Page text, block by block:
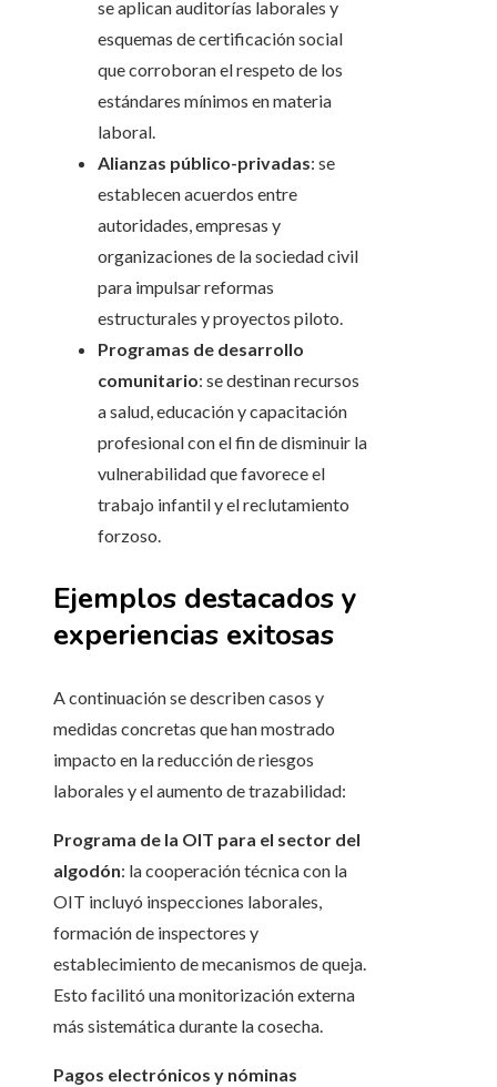
se aplican auditorías laborales y
esquemas de certificación social
que corroboran el respeto de los
estándares mínimos en materia
laboral.
Alianzas público-privadas: se
establecen acuerdos entre
autoridades, empresas y
organizaciones de la sociedad civil
para impulsar reformas
estructurales y proyectos piloto.
Programas de desarrollo
comunitario: se destinan recursos
a salud, educación y capacitación
profesional con el fin de disminuir la
vulnerabilidad que favorece el
trabajo infantil y el reclutamiento
forzoso.
Ejemplos destacados y
experiencias exitosas
A continuación se describen casos y
medidas concretas que han mostrado
impacto en la reducción de riesgos
laborales y el aumento de trazabilidad:
Programa de la OIT para el sector del
algodón: la cooperación técnica con la
OIT incluyó inspecciones laborales,
formación de inspectores y
establecimiento de mecanismos de queja.
Esto facilitó una monitorización externa
más sistemática durante la cosecha.
Pagos electrónicos y nóminas